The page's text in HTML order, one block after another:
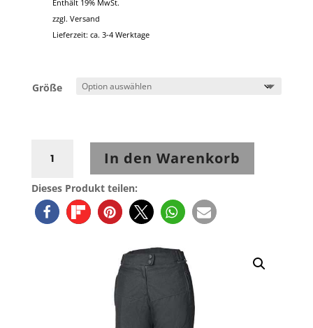
Dieses Produkt teilen:
Enthält 19% MwSt.
zzgl. Versand
Lieferzeit: ca. 3-4 Werktage
Größe
Sarai
Damen
Tourenhose
Menge
In den Warenkorb